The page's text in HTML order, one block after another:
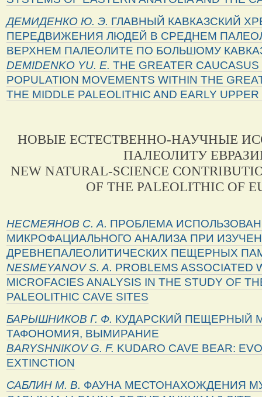
ДЕМИДЕНКО Ю. Э. ГЛАВНЫЙ КАВКАЗСКИЙ
ПЕРЕДВИЖЕНИЯ ЛЮДЕЙ В СРЕДНЕМ
ВЕРХНЕМ ПАЛЕОЛИТЕ ПО БОЛЬШОМУ
DEMIDENKO YU. E. THE GREATER
POPULATION MOVEMENTS WITHIN THE
THE MIDDLE PALEOLITHIC AND EARLY
НОВЫЕ ЕСТЕСТВЕННО-НАУЧНЫЕ
ПАЛЕОЛИТУ
NEW NATURAL-SCIENCE
OF THE PALEOLITHIC OF
НЕСМЕЯНОВ С.А. ПРОБЛЕМА
МИКРОФАЦИАЛЬНОГО АНАЛИЗА ПРИ
ДРЕВНЕПАЛЕОЛИТИЧЕСКИХ ПЕЩЕРНЫХ
NESMEYANOV S. A. PROBLEMS ASSOCIATED
MICROFACIES ANALYSIS IN THE STUDY OF
PALEOLITHIC CAVE SITES
БАРЫШНИКОВ Г. Ф. КУДАРСКИЙ ПЕЩЕРНЫЙ
ТАФОНОМИЯ, ВЫМИРАНИЕ
BARYSHNIKOV G. F. KUDARO CAVE BEAR:
EXTINCTION
САБЛИН М. В. ФАУНА МЕСТОНАХОЖДЕНИЯ